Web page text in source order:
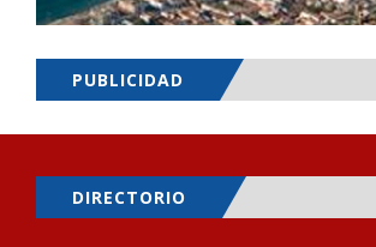
PUBLICIDAD
DIRECTORIO